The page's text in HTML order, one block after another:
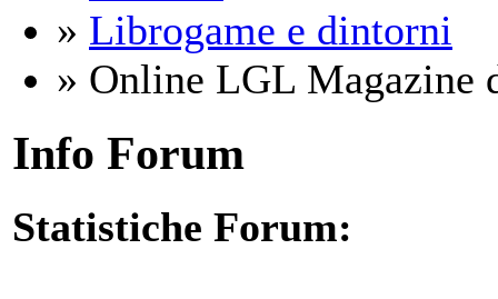
» Librogame e dintorni
» Online LGL Magazine
Info Forum
Statistiche Forum: